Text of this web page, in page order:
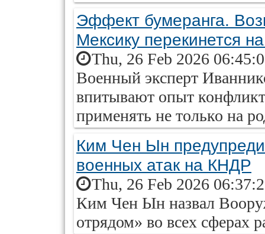
Эффект бумеранга.
Мексику перекинется
Thu, 26 Feb 2026
Военный эксперт
впитывают опыт
применять не только на
Ким Чен Ын
военных атак на КНДР
Thu, 26 Feb 2026
Ким Чен Ын назвал
отрядом» во всех сферах